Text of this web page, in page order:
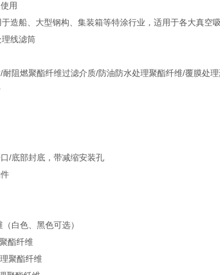
用
造船、大型钢构、集装箱等特涂行业，适用于各大真空
线滤筒
耐阻燃聚酯纤维过滤介质/防油防水处理聚酯纤维/覆膜处
/底部封底，带减缩安装孔
白色、黑色可选）
酯纤维
聚酯纤维